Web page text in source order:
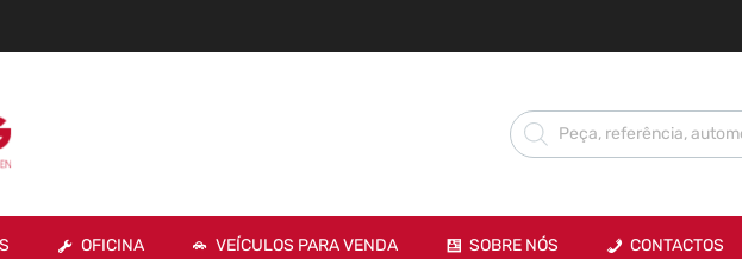
OFICINA VEÍCULOS PARA VENDA SOBRE NÓS CONTACTOS